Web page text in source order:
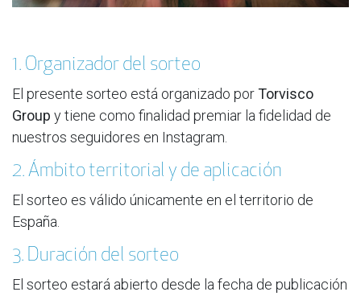
1. Organizador del sorteo
El presente sorteo está organizado porTorvisco
Group y tiene como finalidad premiar la fidelidad de
nuestros seguidores en Instagram.
2. Ámbito territorial y de aplicación
El sorteo es válido únicamente en el territorio de
España.
3. Duración del sorteo
El sorteo estará abierto desde la fecha de publicación